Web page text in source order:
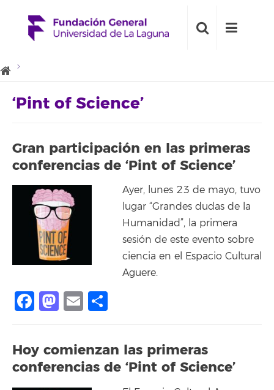
‘Pint of Science’
Gran participación en las primeras
conferencias de ‘Pint of Science’
Ayer, lunes 23 de mayo, tuvo
lugar “Grandes dudas de la
Humanidad”, la primera
sesión de este evento sobre
ciencia en el Espacio Cultural
Aguere.
Facebook
Mastodon
Email
Hoy comienzan las primeras
conferencias de ‘Pint of Science’